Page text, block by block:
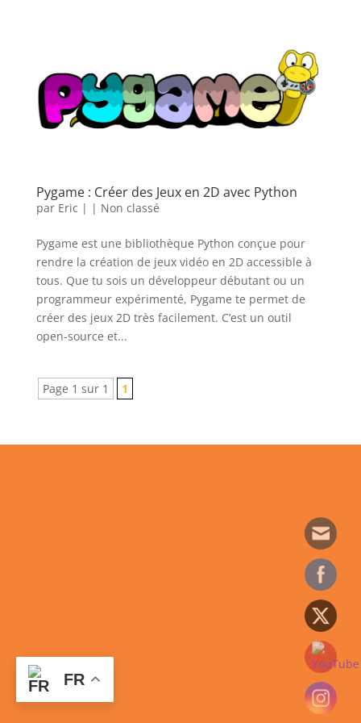
Pygame : Créer des Jeux en 2D avec Python
par Eric | | Non classé
Pygame est une bibliothèque Python conçue pour
rendre la création de jeux vidéo en 2D accessible à
tous. Que tu sois un développeur débutant ou un
programmeur expérimenté, Pygame te permet de
créer des jeux 2D très facilement. C’est un outil
open-source et...
Page 1 sur 1 1
FR